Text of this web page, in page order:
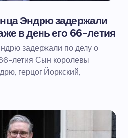
Эндрю задержали
в день его 66-летия
задержали по делу о
летия Сын королевы
герцог Йоркский,